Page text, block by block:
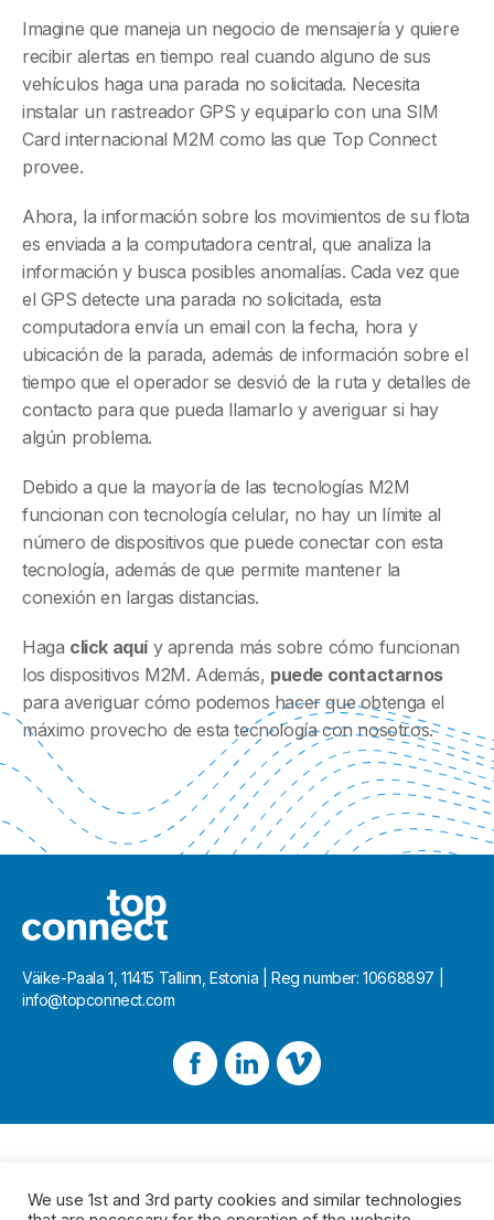
Imagine que maneja un negocio de mensajería y quiere
recibir alertas en tiempo real cuando alguno de sus
vehículos haga una parada no solicitada. Necesita
instalar un rastreador GPS y equiparlo con una SIM
Card internacional M2M como las que Top Connect
provee.
Ahora, la información sobre los movimientos de su flota
es enviada a la computadora central, que analiza la
información y busca posibles anomalías. Cada vez que
el GPS detecte una parada no solicitada, esta
computadora envía un email con la fecha, hora y
ubicación de la parada, además de información sobre el
tiempo que el operador se desvió de la ruta y detalles de
contacto para que pueda llamarlo y averiguar si hay
algún problema.
Debido a que la mayoría de las tecnologías M2M
funcionan con tecnología celular, no hay un límite al
número de dispositivos que puede conectar con esta
tecnología, además de que permite mantener la
conexión en largas distancias.
Haga click aquíy aprenda más sobre cómo funcionan
los dispositivos M2M. Además, puede contactarnos
para averiguar cómo podemos hacer que obtenga el
máximo provecho de esta tecnología con nosotros.
Väike-Paala 1, 11415 Tallinn, Estonia | Reg number: 10668897 |
info@topconnect.com
We use 1st and 3rd party cookies and similar technologies